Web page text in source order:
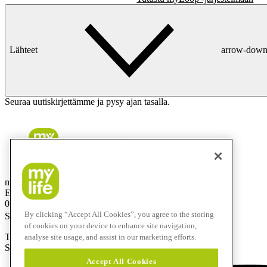
Lähteet arrow-down
Seuraa uutiskirjettämme ja pysy ajan tasalla.
mylife Diabetes Care Finland OY
Eteläinen Salmitie 1
02430 Masala
Suomi
Tuotetuki 24/7: 0800 98999
Sähköposti: info@mylife-diabetescare.fi
By clicking “Accept All Cookies”, you agree to the storing
of cookies on your device to enhance site navigation,
analyse site usage, and assist in our marketing efforts.
Accept All Cookies